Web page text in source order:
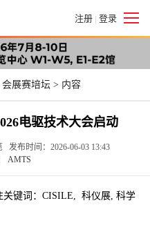
注册 | 登录
会展赛培坛 > 内容
电驱技术大会启动
发布时间：2026-06-03 13:43
AMTS
关键词：CISILE, 科仪展, 科学